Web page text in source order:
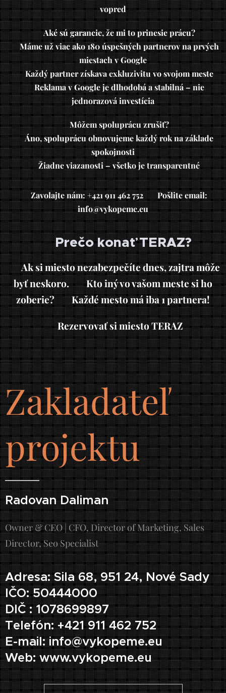
vopred
✔Aké sú garancie, že mi to prinesie prácu?
🔹 Máme už viac ako 180 úspešných partnerov na prvých
miestach v Google
🔹Každý partner získava exkluzivitu vo svojom meste
🔹Reklama v Google je dlhodobá a stabilná – nie
jednorazová investícia
✔ Môžem spoluprácu zrušiť?
✅Áno, spoluprácu obnovujeme každý rok na základe
spokojnosti
✅Žiadne viazanosti – všetko je transparentné
📌Zavolajte nám:+421 911 462 752 📌Pošlite email:
info@vykopeme.eu
🚀 Prečo konať TERAZ?
❌Ak si miesto nezabezpečíte dnes, zajtra môže
byť neskoro.🛑Kto iný vo vašom meste si ho
zoberie? 🔒Každé mesto má iba 1 partnera!
👉Rezervovať si miesto TERAZ
Zakladateľ
projektu
Radovan Daliman
Owner & CEO | CFO, Director of Marketing, Sales
Director, Seo Specialist
Adresa: Sila 68, 951 24, Nové Sady
IČO: 50444000
DIČ : 1078699897
Telefón: +421 911 462 752
E-mail: info@vykopeme.eu
Web: www.vykopeme.eu